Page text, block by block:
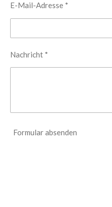
E-Mail-Adresse *
Nachricht *
Formular absenden